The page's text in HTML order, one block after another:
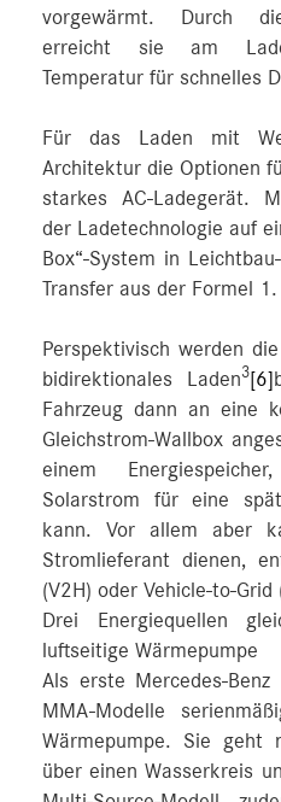
vorgewärmt. Durch
erreicht sie am
Temperatur für schnelles
Für das Laden mit
Architektur die Optionen
starkes AC-Ladegerät.
der Ladetechnologie auf
Box“-System in
Transfer aus der Formel 1.
Perspektivisch werden
bidirektionales Laden3[6]
Fahrzeug dann an eine
Gleichstrom-Wallbox
einem
Solarstrom für eine
kann. Vor allem aber
Stromlieferant dienen,
(V2H) oder Vehicle-to-Grid
Drei Energiequellen
luftseitige Wärmepumpe
Als erste Mercedes-
MMA-Modelle
Wärmepumpe. Sie geht
über einen Wasserkreis